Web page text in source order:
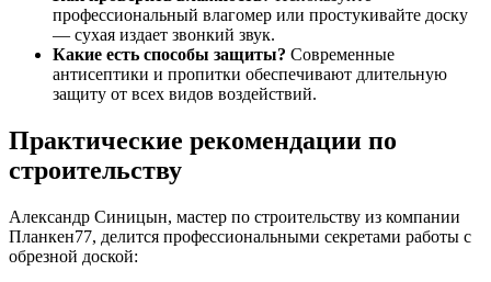
профессиональный влагомер или простукивайте доску
— сухая издает звонкий звук.
Какие есть способы защиты? Современные
антисептики и пропитки обеспечивают длительную
защиту от всех видов воздействий.
Практические рекомендации по
строительству
Александр Синицын, мастер по строительству из компании
Планкен77, делится профессиональными секретами работы с
обрезной доской: